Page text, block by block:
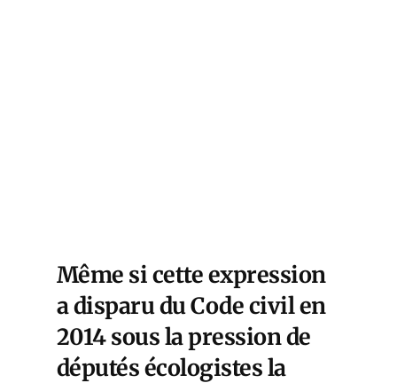
Même si cette expression
a disparu du Code civil en
2014 sous la pression de
députés écologistes la